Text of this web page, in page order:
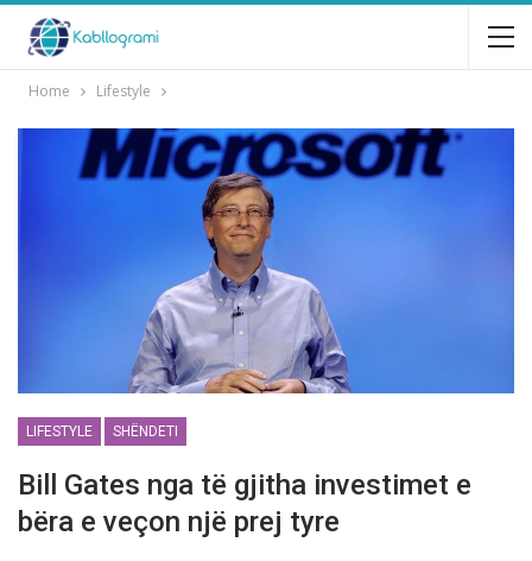
Home Lifestyle
LIFESTYLE SHËNDETI
Bill Gates nga të gjitha investimet e
bëra e veçon një prej tyre